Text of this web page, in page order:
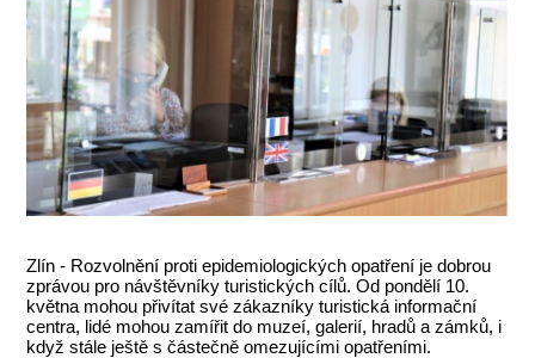
Zlín - Rozvolnění proti epidemiologických opatření je dobrou
zprávou pro návštěvníky turistických cílů. Od pondělí 10.
května mohou přivítat své zákazníky turistická informační
centra, lidé mohou zamířit do muzeí, galerií, hradů a zámků, i
když stále ještě s částečně omezujícími opatřeními.